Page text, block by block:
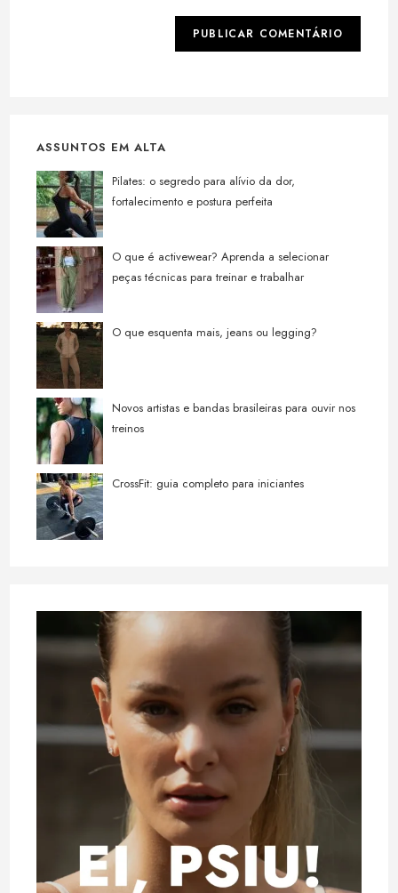
ASSUNTOS EM ALTA
Pilates: o segredo para alívio da dor,
fortalecimento e postura perfeita
O que é activewear? Aprenda a selecionar
peças técnicas para treinar e trabalhar
O que esquenta mais, jeans ou legging?
Novos artistas e bandas brasileiras para ouvir nos
treinos
CrossFit: guia completo para iniciantes